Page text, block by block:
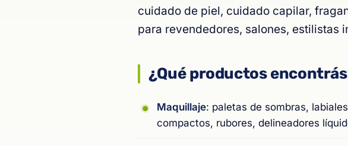
cuidado de piel, cuidado capilar,
para revendedores, salones, estilistas
¿Qué productos
Maquillaje: paletas de sombras,
compactos, rubores, delineadores